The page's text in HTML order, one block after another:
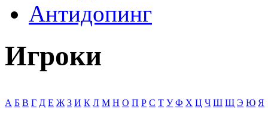
Антидопинг
Игроки
А Б В Г Д Е Ж З И К Л М Н О П Р С Т У Ф Х Ц Ч Ш Щ Э Ю Я